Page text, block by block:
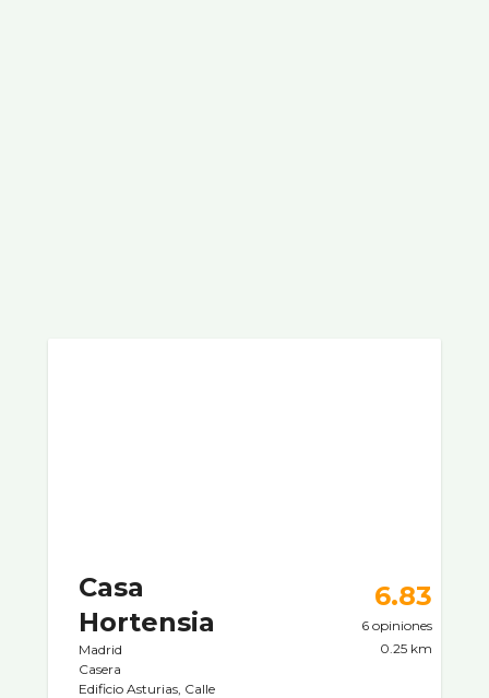
Casa
Hortensia
Madrid
Casera
Edificio Asturias, Calle
6.83
6 opiniones
0.25 km